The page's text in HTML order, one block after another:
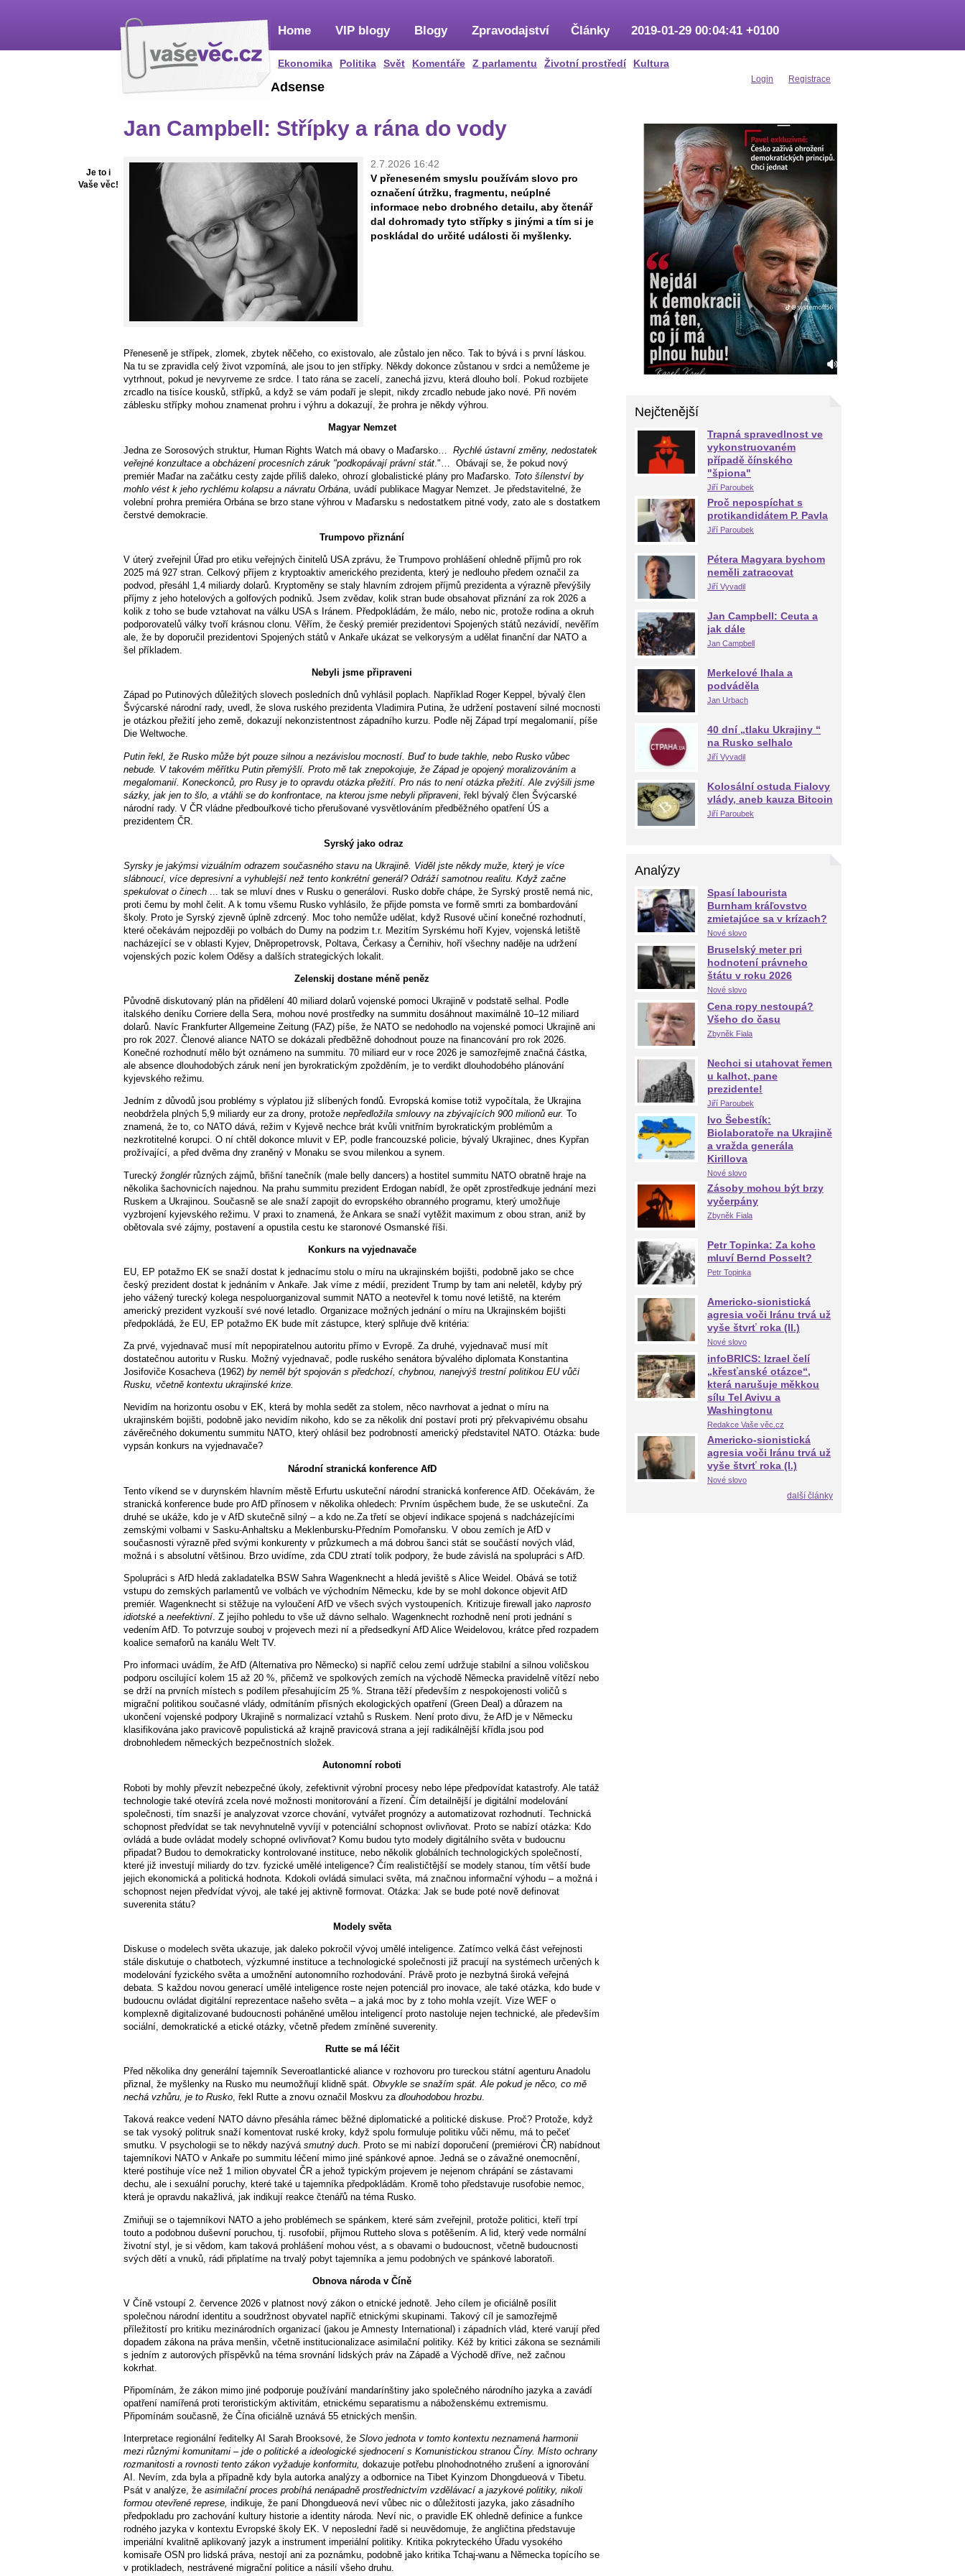
Home
Ekonomika Politika Svět Komentáře Z parlamentu Životní prostředí Kultura
VIP blogy Blogy Zpravodajství Články 2019-01-29 00:04:41 +0100
Login Registrace
Je to i
Vaše věc!
Adsense
Jan Campbell: Střípky a rána do vody
2.7.2026 16:42
V přeneseném smyslu používám slovo pro
označení útržku, fragmentu, neúplné
informace nebo drobného detailu, aby čtenář
dal dohromady tyto střípky s jinými a tím si je
poskládal do určité události či myšlenky.
Přeneseně je střípek, zlomek, zbytek něčeho, co existovalo, ale zůstalo jen něco. Tak to bývá i s první láskou.
Na tu se zpravidla celý život vzpomíná, ale jsou to jen střípky. Někdy dokonce zůstanou v srdci a nemůžeme je
vytrhnout, pokud je nevyrveme ze srdce. I tato rána se zacelí, zanechá jizvu, která dlouho bolí. Pokud rozbijete
zrcadlo na tisíce kousků, střípků, a když se vám podaří je slepit, nikdy zrcadlo nebude jako nové. Při novém
záblesku střípky mohou znamenat prohru i výhru a dokazují, že prohra je někdy výhrou.
Magyar Nemzet
Jedna ze Sorosových struktur, Human Rights Watch má obavy o Maďarsko… Rychlé ústavní změny, nedostatek
veřejné konzultace a obcházení procesních záruk "podkopávají právní stát ."… Obávají se, že pokud nový
premiér Maďar na začátku cesty zajde příliš daleko, ohrozí globalistické plány pro Maďarsko. Toto šílenství by
mohlo vést k jeho rychlému kolapsu a návratu Orbána , uvádí publikace Magyar Nemzet. Je představitelné, že
volební prohra premiéra Orbána se brzo stane výhrou v Maďarsku s nedostatkem pitné vody, zato ale s dostatkem
čerstvé demokracie.
Trumpovo přiznání
V úterý zveřejnil Úřad pro etiku veřejných činitelů USA zprávu, že Trumpovo prohlášení ohledně příjmů pro rok
2025 má 927 stran. Celkový příjem z kryptoaktiv amerického prezidenta, který je nedlouho předem označil za
podvod, přesáhl 1,4 miliardy dolarů. Kryptoměny se staly hlavním zdrojem příjmů prezidenta a výrazně převýšily
příjmy z jeho hotelových a golfových podniků. Jsem zvědav, kolik stran bude obsahovat přiznání za rok 2026 a
kolik z toho se bude vztahovat na válku USA s Iránem. Předpokládám, že málo, nebo nic, protože rodina a okruh
podporovatelů války tvoří krásnou clonu. Věřím, že český premiér prezidentovi Spojených států nezávidí, nevěřím
ale, že by doporučil prezidentovi Spojených států v Ankaře ukázat se velkorysým a udělat finanční dar NATO a
šel příkladem.
Nebyli jsme připraveni
Západ po Putinových důležitých slovech posledních dnů vyhlásil poplach. Například Roger Keppel, bývalý člen
Švýcarské národní rady, uvedl, že slova ruského prezidenta Vladimira Putina, že udržení postavení silné mocnosti
je otázkou přežití jeho země, dokazují nekonzistentnost západního kurzu. Podle něj Západ trpí megalomanií, píše
Die Weltwoche.
Putin řekl, že Rusko může být pouze silnou a nezávislou mocností. Buď to bude takhle, nebo Rusko vůbec
nebude. V takovém měřítku Putin přemýšlí. Proto mě tak znepokojuje, že Západ je opojený moralizováním a
megalomanií. Koneckonců, pro Rusy je to opravdu otázka přežití. Pro nás to není otázka přežití. Ale zvýšili jsme
sázky, jak jen to šlo, a vtáhli se do konfrontace, na kterou jsme nebyli připraveni , řekl bývalý člen Švýcarské
národní rady. V ČR vládne předbouřkové ticho přerušované vysvětlováním předběžného opatření ÚS a
prezidentem ČR.
Syrský jako odraz
Syrsky je jakýmsi vizuálním odrazem současného stavu na Ukrajině. Viděl jste někdy muže, který je více
slábnoucí, více depresivní a vyhublejší než tento konkrétní generál? Odráží samotnou realitu. Když začne
spekulovat o činech ... tak se mluví dnes v Rusku o generálovi. Rusko dobře chápe, že Syrský prostě nemá nic,
proti čemu by mohl čelit. A k tomu všemu Rusko vyhlásilo, že přijde pomsta ve formě smrti za bombardování
školy. Proto je Syrský zjevně úplně zdrcený. Moc toho nemůže udělat, když Rusové učiní konečné rozhodnutí,
které očekávám nejpozději po volbách do Dumy na podzim t.r. Mezitím Syrskému hoří Kyjev, vojenská letiště
nacházející se v oblasti Kyjev, Dněpropetrovsk, Poltava, Čerkasy a Černihiv, hoří všechny naděje na udržení
vojenských pozic kolem Oděsy a dalších strategických lokalit.
Zelenskij dostane méně peněz
Původně diskutovaný plán na přidělení 40 miliard dolarů vojenské pomoci Ukrajině v podstatě selhal. Podle
italského deníku Corriere della Sera, mohou nové prostředky na summitu dosáhnout maximálně 10–12 miliard
dolarů. Navíc Frankfurter Allgemeine Zeitung (FAZ) píše, že NATO se nedohodlo na vojenské pomoci Ukrajině ani
pro rok 2027. Členové aliance NATO se dokázali předběžně dohodnout pouze na financování pro rok 2026.
Konečné rozhodnutí mělo být oznámeno na summitu. 70 miliard eur v roce 2026 je samozřejmě značná částka,
ale absence dlouhodobých záruk není jen byrokratickým zpožděním, je to verdikt dlouhodobého plánování
kyjevského režimu.
Jedním z důvodů jsou problémy s výplatou již slíbených fondů. Evropská komise totiž vypočítala, že Ukrajina
neobdržela plných 5,9 miliardy eur za drony, protože nepředložila smlouvy na zbývajících 900 milionů eur. To
znamená, že to, co NATO dává, režim v Kyjevě nechce brát kvůli vnitřním byrokratickým problémům a
nezkrotitelné korupci. O ní chtěl dokonce mluvit v EP, podle francouzské policie, bývalý Ukrajinec, dnes Kypřan
prožívající, a před dvěma dny zraněný v Monaku se svou milenkou a synem.
Turecký žonglérrůzných zájmů, břišní tanečník (male belly dancers) a hostitel summitu NATO obratně hraje na
několika šachovnicích najednou. Na prahu summitu prezident Erdogan nabídl, že opět zprostředkuje jednání mezi
Ruskem a Ukrajinou. Současně se ale snaží zapojit do evropského obranného programu, který umožňuje
vyzbrojení kyjevského režimu. V praxi to znamená, že Ankara se snaží vytěžit maximum z obou stran, aniž by
obětovala své zájmy, postavení a opustila cestu ke staronové Osmanské říši.
Konkurs na vyjednavače
EU, EP potažmo EK se snaží dostat k jednacímu stolu o míru na ukrajinském bojišti, podobně jako se chce
český prezident dostat k jednáním v Ankaře. Jak víme z médií, prezident Trump by tam ani neletěl, kdyby prý
jeho vážený turecký kolega nespoluorganizoval summit NATO a neotevřel k tomu nové letiště, na kterém
americký prezident vyzkouší své nové letadlo. Organizace možných jednání o míru na Ukrajinském bojišti
předpokládá, že EU, EP potažmo EK bude mít zástupce, který splňuje dvě kritéria:
Za prvé, vyjednavač musí mít nepopiratelnou autoritu přímo v Evropě. Za druhé, vyjednavač musí mít
dostatečnou autoritu v Rusku. Možný vyjednavač, podle ruského senátora bývalého diplomata Konstantina
Josifoviče Kosacheva (1962) by neměl být spojován s předchozí, chybnou, nanejvýš trestní politikou EU vůči
Rusku, včetně kontextu ukrajinské krize.
Nevidím na horizontu osobu v EK, která by mohla sedět za stolem, něco navrhovat a jednat o míru na
ukrajinském bojišti, podobně jako nevidím nikoho, kdo se za několik dní postaví proti prý překvapivému obsahu
závěrečného dokumentu summitu NATO, který ohlásil bez podrobností americký představitel NATO. Otázka: bude
vypsán konkurs na vyjednavače?
Národní stranická konference AfD
Tento víkend se v durynském hlavním městě Erfurtu uskuteční národní stranická konference AfD. Očekávám, že
stranická konference bude pro AfD přínosem v několika ohledech: Prvním úspěchem bude, že se uskuteční. Za
druhé se ukáže, kdo je v AfD skutečně silný – a kdo ne.Za třetí se objeví indikace spojená s nadcházejícími
zemskými volbami v Sasku-Anhaltsku a Meklenbursku-Předním Pomořansku. V obou zemích je AfD v
současnosti výrazně před svými konkurenty v průzkumech a má dobrou šanci stát se součástí nových vlád,
možná i s absolutní většinou. Brzo uvidíme, zda CDU ztratí tolik podpory, že bude závislá na spolupráci s AfD.
Spolupráci s AfD hledá zakladatelka BSW Sahra Wagenknecht a hledá jeviště s Alice Weidel. Obává se totiž
vstupu do zemských parlamentů ve volbách ve východním Německu, kde by se mohl dokonce objevit AfD
premiér. Wagenknecht si stěžuje na vyloučení AfD ve všech svých vystoupeních. Kritizuje firewall jako naprosto
idiotské a neefektivní. Z jejího pohledu to vše už dávno selhalo. Wagenknecht rozhodně není proti jednání s
vedením AfD. To potvrzuje souboj v projevech mezi ní a předsedkyní AfD Alice Weidelovou, krátce před rozpadem
koalice semaforů na kanálu Welt TV.
Pro informaci uvádím, že AfD (Alternativa pro Německo) si napříč celou zemí udržuje stabilní a silnou voličskou
podporu oscilující kolem 15 až 20 %, přičemž ve spolkových zemích na východě Německa pravidelně vítězí nebo
se drží na prvních místech s podílem přesahujícím 25 %. Strana těží především z nespokojenosti voličů s
migrační politikou současné vlády, odmítáním přísných ekologických opatření (Green Deal) a důrazem na
ukončení vojenské podpory Ukrajině s normalizací vztahů s Ruskem. Není proto divu, že AfD je v Německu
klasifikována jako pravicově populistická až krajně pravicová strana a její radikálnější křídla jsou pod
drobnohledem německých bezpečnostních složek.
Autonomní roboti
Roboti by mohly převzít nebezpečné úkoly, zefektivnit výrobní procesy nebo lépe předpovídat katastrofy. Ale tatáž
technologie také otevírá zcela nové možnosti monitorování a řízení. Čím detailnější je digitální modelování
společnosti, tím snazší je analyzovat vzorce chování, vytvářet prognózy a automatizovat rozhodnutí. Technická
schopnost předvídat se tak nevyhnutelně vyvíjí v potenciální schopnost ovlivňovat. Proto se nabízí otázka: Kdo
ovládá a bude ovládat modely schopné ovlivňovat? Komu budou tyto modely digitálního světa v budoucnu
připadat? Budou to demokraticky kontrolované instituce, nebo několik globálních technologických společností,
které již investují miliardy do tzv. fyzické umělé inteligence? Čím realističtější se modely stanou, tím větší bude
jejich ekonomická a politická hodnota. Kdokoli ovládá simulaci světa, má značnou informační výhodu – a možná i
schopnost nejen předvídat vývoj, ale také jej aktivně formovat. Otázka: Jak se bude poté nově definovat
suverenita státu?
Modely světa
Diskuse o modelech světa ukazuje, jak daleko pokročil vývoj umělé inteligence. Zatímco velká část veřejnosti
stále diskutuje o chatbotech, výzkumné instituce a technologické společnosti již pracují na systémech určených k
modelování fyzického světa a umožnění autonomního rozhodování. Právě proto je nezbytná široká veřejná
debata. S každou novou generací umělé inteligence roste nejen potenciál pro inovace, ale také otázka, kdo bude v
budoucnu ovládat digitální reprezentace našeho světa – a jaká moc by z toho mohla vzejít. Vize WEF o
komplexně digitalizované budoucnosti poháněné umělou inteligencí proto nastoluje nejen technické, ale především
sociální, demokratické a etické otázky, včetně předem zmíněné suverenity.
Rutte se má léčit
Před několika dny generální tajemník Severoatlantické aliance v rozhovoru pro tureckou státní agenturu Anadolu
přiznal, že myšlenky na Rusko mu neumožňují klidně spát. Obvykle se snažím spát. Ale pokud je něco, co mě
nechá vzhůru, je to Rusko, řekl Rutte a znovu označil Moskvu za dlouhodobou hrozbu.
Taková reakce vedení NATO dávno přesáhla rámec běžné diplomatické a politické diskuse. Proč? Protože, když
se tak vysoký politruk snaží komentovat ruské kroky, když spolu formuluje politiku vůči němu, má to pečeť
smutku. V psychologii se to někdy nazývá smutný duch. Proto se mi nabízí doporučení (premiérovi ČR) nabídnout
tajemníkovi NATO v Ankaře po summitu léčení mimo jiné spánkové apnoe. Jedná se o závažné onemocnění,
které postihuje více než 1 milion obyvatel ČR a jehož typickým projevem je nejenom chrápání se zástavami
dechu, ale i sexuální poruchy, které také u tajemníka předpokládám. Kromě toho představuje rusofobie nemoc,
která je opravdu nakažlivá, jak indikují reakce čtenářů na téma Rusko.
Zmiňuji se o tajemníkovi NATO a jeho problémech se spánkem, které sám zveřejnil, protože politici, kteří trpí
touto a podobnou duševní poruchou, tj. rusofobií, přijmou Rutteho slova s potěšením. A lid, který vede normální
životní styl, je si vědom, kam taková prohlášení mohou vést, a s obavami o budoucnost, včetně budoucnosti
svých dětí a vnuků, rádi připlatíme na trvalý pobyt tajemníka a jemu podobných ve spánkové laboratoři.
Obnova národa v Číně
V Číně vstoupí 2. července 2026 v platnost nový zákon o etnické jednotě. Jeho cílem je oficiálně posílit
společnou národní identitu a soudržnost obyvatel napříč etnickými skupinami. Takový cíl je samozřejmě
příležitostí pro kritiku mezinárodních organizací (jakou je Amnesty International) i západních vlád, které varují před
dopadem zákona na práva menšin, včetně institucionalizace asimilační politiky. Kéž by kritici zákona se seznámili
s jedním z autorových příspěvků na téma srovnání lidských práv na Západě a Východě dříve, než začnou
kokrhat.
Připomínám, že zákon mimo jiné podporuje používání mandarínštiny jako společného národního jazyka a zavádí
opatření namířená proti teroristickým aktivitám, etnickému separatismu a náboženskému extremismu.
Připomínám současně, že Čína oficiálně uznává 55 etnických menšin.
Interpretace regionální ředitelky AI Sarah Brooksové, že Slovo jednota v tomto kontextu neznamená harmonii
mezi různými komunitami – jde o politické a ideologické sjednocení s Komunistickou stranou Číny. Místo ochrany
rozmanitosti a rovnosti tento zákon vyžaduje konformitu, dokazuje potřebu plnohodnotného zrušení a ignorování
AI. Nevím, zda byla a případně kdy byla autorka analýzy a odbornice na Tibet Kyinzom Dhongdueová v Tibetu.
Psát v analýze, že asimilační proces probíhá nenápadně prostřednictvím vzdělávací a jazykové politiky, nikoli
formou otevřené represe, indikuje, že paní Dhongdueová neví vůbec nic o důležitosti jazyka, jako zásadního
předpokladu pro zachování kultury historie a identity národa. Neví nic, o pravidle EK ohledně definice a funkce
rodného jazyka v kontextu Evropské školy EK. V neposlední řadě si neuvědomuje, že angličtina představuje
imperiální kvalitně aplikovaný jazyk a instrument imperiální politiky. Kritika pokryteckého Úřadu vysokého
komisaře OSN pro lidská práva, nestojí ani za poznámku, podobně jako kritika Tchaj-wanu a Německa topícího se
v protikladech, nestrávené migrační politice a násilí všeho druhu.
Nejčtenější
Trapná spravedlnost ve
vykonstruovaném
případě čínského
"špiona"
Jiří Paroubek
Proč nepospíchat s
protikandidátem P. Pavla
Jiří Paroubek
Pétera Magyara bychom
neměli zatracovat
Jiří Vyvadil
Jan Campbell: Ceuta a
jak dále
Jan Campbell
Merkelové lhala a
podváděla
Jan Urbach
40 dní „tlaku Ukrajiny “
na Rusko selhalo
Jiří Vyvadil
Kolosální ostuda Fialovy
vlády, aneb kauza Bitcoin
Jiří Paroubek
Analýzy
Spasí labourista
Burnham kráľovstvo
zmietajúce sa v krízach?
Nové slovo
Bruselský meter pri
hodnotení právneho
štátu v roku 2026
Nové slovo
Cena ropy nestoupá?
Všeho do času
Zbyněk Fiala
Nechci si utahovat řemen
u kalhot, pane
prezidente!
Jiří Paroubek
Ivo Šebestík:
Biolaboratoře na Ukrajině
a vražda generála
Kirillova
Nové slovo
Zásoby mohou být brzy
vyčerpány
Zbyněk Fiala
Petr Topinka: Za koho
mluví Bernd Posselt?
Petr Topinka
Americko-sionistická
agresia voči Iránu trvá už
vyše štvrť roka (II.)
Nové slovo
infoBRICS: Izrael čelí
„křesťanské otázce“,
která narušuje měkkou
sílu Tel Avivu a
Washingtonu
Redakce Vaše věc.cz
Americko-sionistická
agresia voči Iránu trvá už
vyše štvrť roka (I.)
Nové slovo
další články